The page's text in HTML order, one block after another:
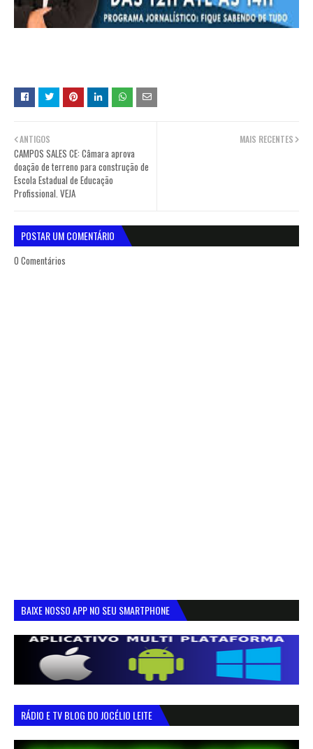
MAIS RECENTES
ANTIGOS
CAMPOS SALES CE: Câmara aprova
doação de terreno para construção de
Escola Estadual de Educação
Profissional. VEJA
POSTAR UM COMENTÁRIO
0 Comentários
BAIXE NOSSO APP NO SEU SMARTPHONE
RÁDIO E TV BLOG DO JOCÉLIO LEITE